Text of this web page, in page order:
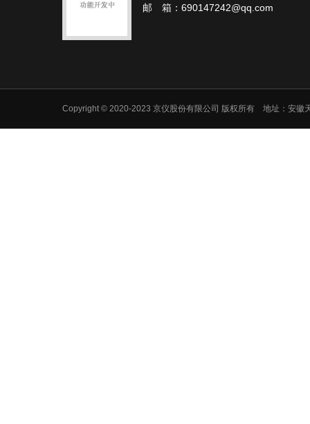
邮 箱：690147242@qq.com
Copyright © 2020-2023 京仪股份有限公司 版权所有 地址：安